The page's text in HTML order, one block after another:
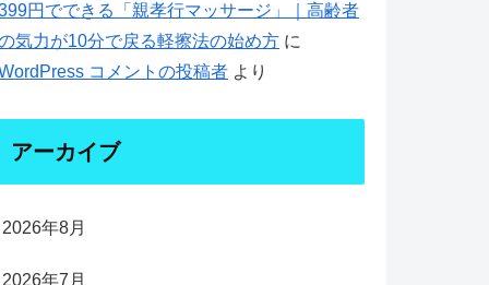
円でできる「親孝行マッサージ」｜高齢者
気力が10分で戻る軽擦法の始め方 に
コメントの投稿者 より
アーカイブ
2026年8月
2026年7月